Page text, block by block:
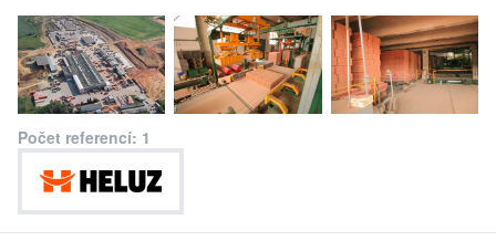
Počet referencí: 1